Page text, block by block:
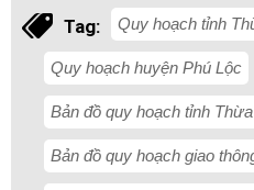
Tag: Quy hoạch tỉnh
Quy hoạch huyện Phú Lộc
Bản đồ quy hoạch tỉnh
Bản đồ quy hoạch giao